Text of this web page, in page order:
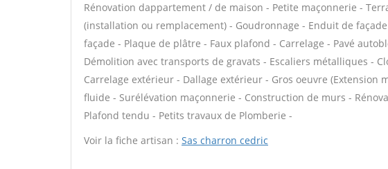
Rénovation dappartement / de maison - Petite maçonnerie -
(installation ou remplacement) - Goudronnage - Enduit de
façade - Plaque de plâtre - Faux plafond - Carrelage - Pavé
Démolition avec transports de gravats - Escaliers métalliques -
Carrelage extérieur - Dallage extérieur - Gros oeuvre (Extension
fluide - Surélévation maçonnerie - Construction de murs -
Plafond tendu - Petits travaux de Plomberie -
Voir la fiche artisan : Sas charron cedric